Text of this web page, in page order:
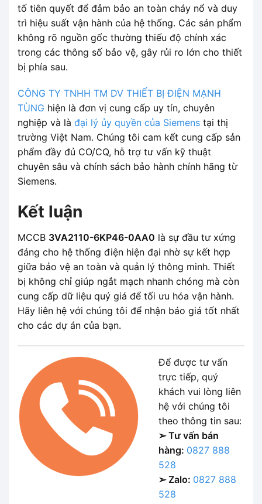
tố tiên quyết để đảm bảo an toàn cháy nổ và duy
trì hiệu suất vận hành của hệ thống. Các sản phẩm
không rõ nguồn gốc thường thiếu độ chính xác
trong các thông số bảo vệ, gây rủi ro lớn cho thiết
bị phía sau.
CÔNG TY TNHH TM DV THIẾT BỊ ĐIỆN MẠNH
TÙNG hiện là đơn vị cung cấp uy tín, chuyên
nghiệp và là đại lý ủy quyền của Siemens tại thị
trường Việt Nam. Chúng tôi cam kết cung cấp sản
phẩm đầy đủ CO/CQ, hỗ trợ tư vấn kỹ thuật
chuyên sâu và chính sách bảo hành chính hãng từ
Siemens.
Kết luận
MCCB 3VA2110-6KP46-0AA0 là sự đầu tư xứng
đáng cho hệ thống điện hiện đại nhờ sự kết hợp
giữa bảo vệ an toàn và quản lý thông minh. Thiết
bị không chỉ giúp ngắt mạch nhanh chóng mà còn
cung cấp dữ liệu quý giá để tối ưu hóa vận hành.
Hãy liên hệ với chúng tôi để nhận báo giá tốt nhất
cho các dự án của bạn.
Để được tư vấn
trực tiếp, quý
khách vui lòng liên
hệ với chúng tôi
theo thông tin sau:
➢ Tư vấn bán
hàng: 0827 888
528
➢ Zalo: 0827 888
528